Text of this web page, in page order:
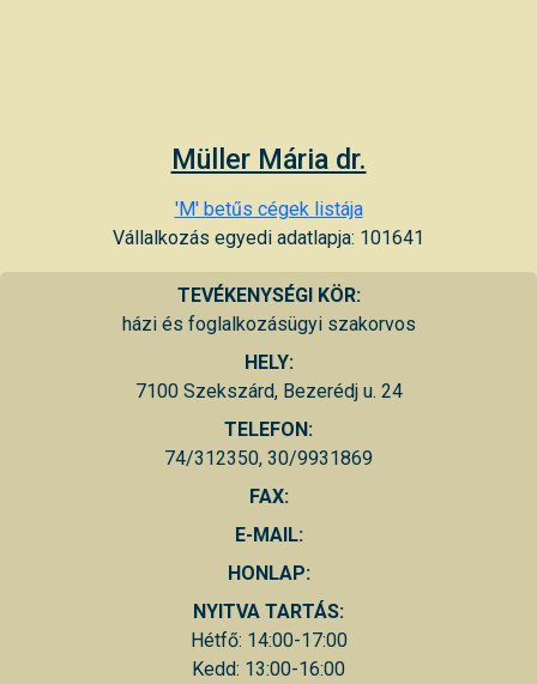
Müller Mária dr.
'M' betűs cégek listája
Vállalkozás egyedi adatlapja: 101641
TEVÉKENYSÉGI KÖR:
házi és foglalkozásügyi szakorvos
HELY:
7100 Szekszárd, Bezerédj u. 24
TELEFON:
74/312350, 30/9931869
FAX:
E-MAIL:
HONLAP:
NYITVA TARTÁS:
Hétfő: 14:00-17:00
Kedd: 13:00-16:00